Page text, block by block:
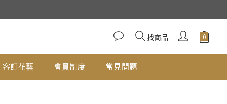
找商品
客訂花藝 會員制度 常見問題
立即購買